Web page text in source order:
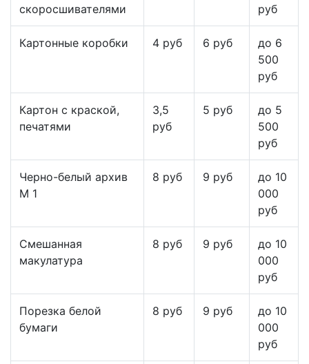
скоросшивателями
руб
Картонные коробки 4 руб 6 руб
до 6
500
руб
Картон с краской,
печатями
3,5
руб
5 руб
до 5
500
руб
Черно-белый архив
М 1
8 руб 9 руб
до 10
000
руб
Смешанная
макулатура
8 руб 9 руб
до 10
000
руб
Порезка белой
бумаги
8 руб 9 руб
до 10
000
руб